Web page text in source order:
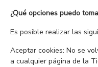
¿Qué opciones puedo
Es posible realizar las
Aceptar cookies: No se
a cualquier página de la